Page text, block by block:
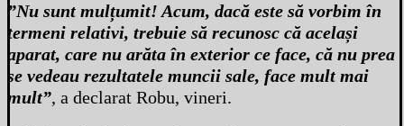
”Nu sunt mulțumit! Acum, dacă este să vorbim în
termeni relativi, trebuie să recunosc că același
aparat, care nu arăta în exterior ce face, că nu prea
se vedeau rezultatele muncii sale, face mult mai
mult”, a declarat Robu, vineri.